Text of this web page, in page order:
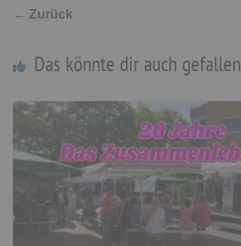
← Zurück
Das könnte dir auch gefallen